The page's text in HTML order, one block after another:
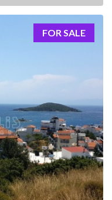
FOR SALE